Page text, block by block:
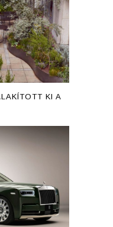
KI A